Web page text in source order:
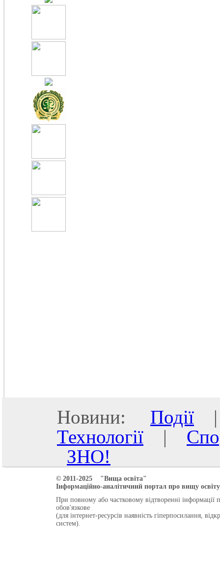
Новини: Події
Технології |
ЗНО!
© 2011-2025 "Вища освіта"
Інформаційно-аналітичний портал про вищу
При повному або частковому відтворенні інформації
обов'язкове
(для інтернет-ресурсів наявність гіперпосилання,
систем).